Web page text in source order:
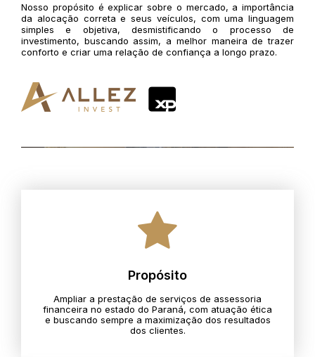
Nosso propósito é explicar sobre o mercado, a importância
da alocação correta e seus veículos, com uma linguagem
simples e objetiva, desmistificando o processo de
investimento, buscando assim, a melhor maneira de trazer
conforto e criar uma relação de confiança a longo prazo.
Propósito
Ampliar a prestação de serviços de assessoria
financeira no estado do Paraná, com atuação ética
e buscando sempre a maximização dos resultados
dos clientes.